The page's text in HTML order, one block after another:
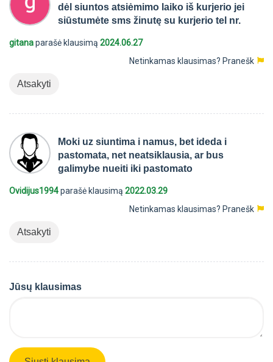
dėl siuntos atsiėmimo laiko iš kurjerio jei
siūstumėte sms žinutę su kurjerio tel nr.
gitanaparašė klausimą 2024.06.27
Netinkamas klausimas? Pranešk
Atsakyti
Moki uz siuntima i namus, bet ideda i
pastomata, net neatsiklausia, ar bus
galimybe nueiti iki pastomato
Ovidijus1994parašė klausimą 2022.03.29
Netinkamas klausimas? Pranešk
Atsakyti
Jūsų klausimas